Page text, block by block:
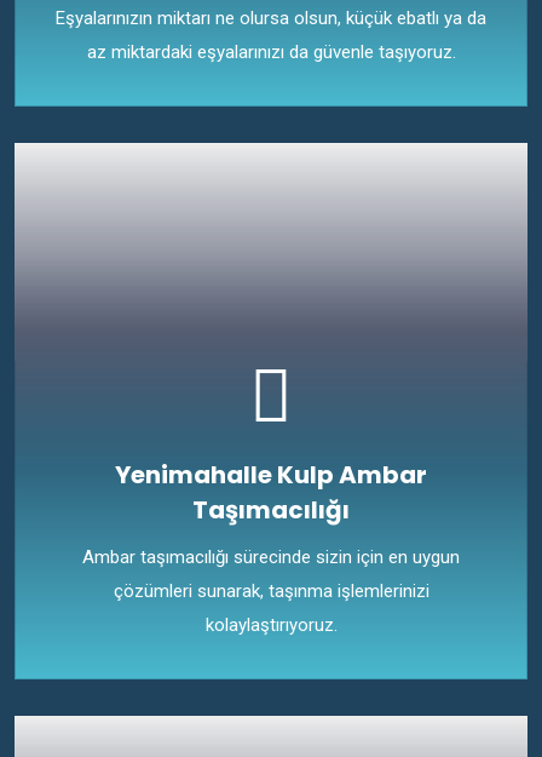
Eşyalarınızın miktarı ne olursa olsun, küçük ebatlı ya da
az miktardaki eşyalarınızı da güvenle taşıyoruz.
Yenimahalle Kulp Ambar
Taşımacılığı
Ambar taşımacılığı sürecinde sizin için en uygun
çözümleri sunarak, taşınma işlemlerinizi
kolaylaştırıyoruz.